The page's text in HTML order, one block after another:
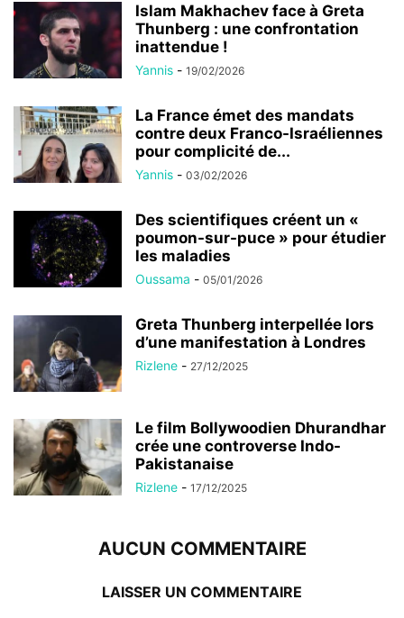
Islam Makhachev face à Greta
Thunberg : une confrontation
inattendue !
Yannis - 19/02/2026
La France émet des mandats
contre deux Franco-Israéliennes
pour complicité de...
Yannis - 03/02/2026
Des scientifiques créent un «
poumon-sur-puce » pour étudier
les maladies
Oussama - 05/01/2026
Greta Thunberg interpellée lors
d’une manifestation à Londres
Rizlene - 27/12/2025
Le film Bollywoodien Dhurandhar
crée une controverse Indo-
Pakistanaise
Rizlene - 17/12/2025
AUCUN COMMENTAIRE
LAISSER UN COMMENTAIRE